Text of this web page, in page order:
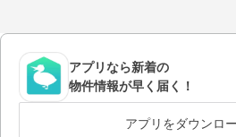
アプリなら新着の
物件情報が早く届く！
アプリをダウンロ